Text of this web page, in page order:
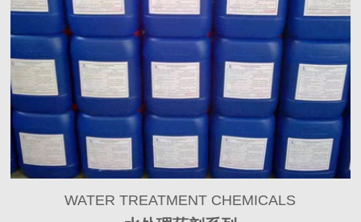
WATER TREATMENT CHEMICALS